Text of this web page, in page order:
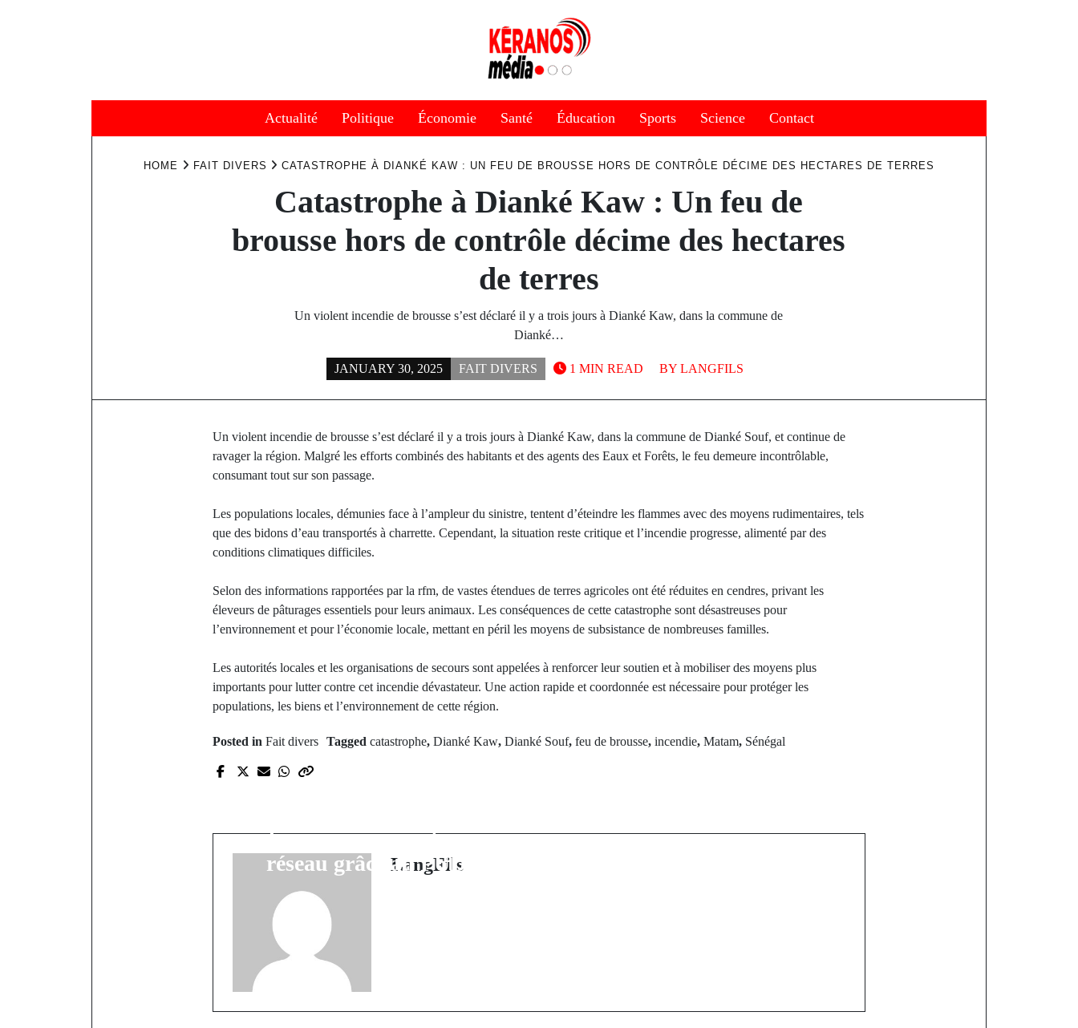
Actualité Politique Économie Santé Éducation Sports Science Contact
HOME FAIT DIVERS CATASTROPHE À DIANKÉ KAW : UN FEU DE BROUSSE HORS DE CONTRÔLE DÉCIME DES HECTARES DE TERRES
Catastrophe à Dianké Kaw : Un feu de
brousse hors de contrôle décime des hectares
de terres
Un violent incendie de brousse s’est déclaré il y a trois jours à Dianké Kaw, dans la commune de
Dianké…
JANUARY 30, 2025 FAIT DIVERS BY LANGFILS
1 MIN READ
Un violent incendie de brousse s’est déclaré il y a trois jours à Dianké Kaw, dans la commune de Dianké Souf, et continue de
ravager la région. Malgré les efforts combinés des habitants et des agents des Eaux et Forêts, le feu demeure incontrôlable,
consumant tout sur son passage.
Les populations locales, démunies face à l’ampleur du sinistre, tentent d’éteindre les flammes avec des moyens rudimentaires, tels
que des bidons d’eau transportés à charrette. Cependant, la situation reste critique et l’incendie progresse, alimenté par des
conditions climatiques difficiles.
Selon des informations rapportées par la rfm, de vastes étendues de terres agricoles ont été réduites en cendres, privant les
éleveurs de pâturages essentiels pour leurs animaux. Les conséquences de cette catastrophe sont désastreuses pour
l’environnement et pour l’économie locale, mettant en péril les moyens de subsistance de nombreuses familles.
Les autorités locales et les organisations de secours sont appelées à renforcer leur soutien et à mobiliser des moyens plus
importants pour lutter contre cet incendie dévastateur. Une action rapide et coordonnée est nécessaire pour protéger les
populations, les biens et l’environnement de cette région.
Posted in Fait divers Tagged catastrophe, Dianké Kaw, Dianké Souf, feu de brousse, incendie, Matam, Sénégal
Électrification à
désormais connectés au
réseau grâce au PUDC
LangFils